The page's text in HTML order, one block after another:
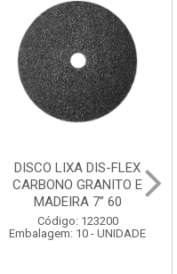
DISCO LIXA DIS-FLEX
CARBONO GRANITO E
MADEIRA 7” 60
Código: 123200
Embalagem: 10 - UNIDADE